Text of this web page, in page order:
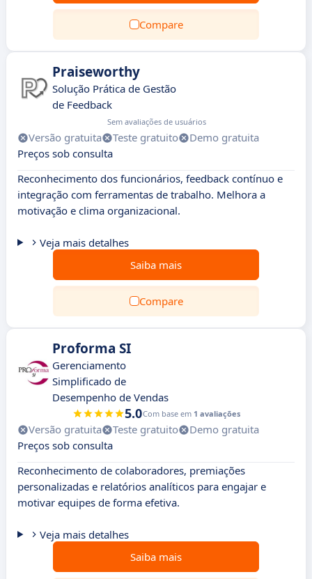
Compare
Praiseworthy
Solução Prática de Gestão
de Feedback
Sem avaliações de usuários
Versão gratuita Teste gratuito
Demo gratuita
Preços sob consulta
Reconhecimento dos funcionários, feedback contínuo e
integração com ferramentas de trabalho. Melhora a
motivação e clima organizacional.
Veja mais detalhes
Saiba mais
Compare
Proforma SI
Gerenciamento
Simplificado de
Desempenho de Vendas
5.0Com base em 1 avaliações
Versão gratuita Teste gratuito
Demo gratuita
Preços sob consulta
Reconhecimento de colaboradores, premiações
personalizadas e relatórios analíticos para engajar e
motivar equipes de forma efetiva.
Veja mais detalhes
Saiba mais